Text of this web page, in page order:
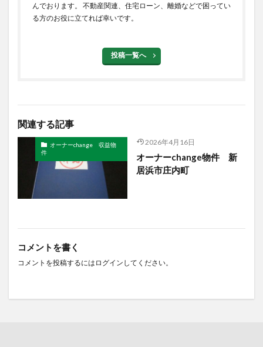
んでおります。 不動産関連、住宅ローン、離婚などで困ってい
る方のお役に立てれば幸いです。
投稿一覧へ
関連する記事
オーナーchange 収益物
件
2026年4月16日
オーナーchange物件 新
居浜市庄内町
コメントを書く
コメントを投稿するには ログイン してください。